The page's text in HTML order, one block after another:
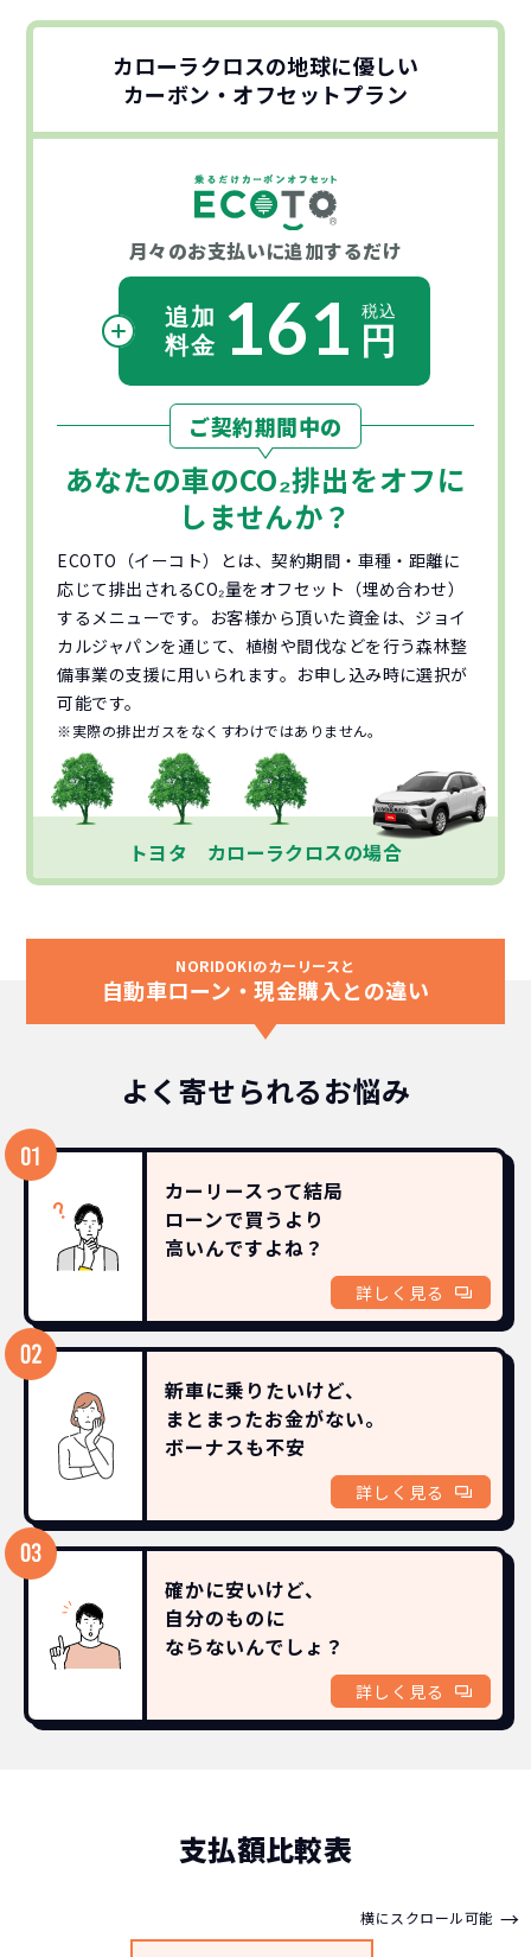
カローラクロスの地球に優しい
カーボン・オフセットプラン
月々のお支払いに追加するだけ
161
ご契約期間中の
あなたの車のCO₂排出をオフに
しませんか？
ECOTO（イーコト）とは、契約期間・車種・距離に
応じて排出されるCO₂量をオフセット（埋め合わせ）
するメニューです。お客様から頂いた資金は、ジョイ
カルジャパンを通じて、植樹や間伐などを行う森林整
備事業の支援に用いられます。お申し込み時に選択が
可能です。
※実際の排出ガスをなくすわけではありません。
トヨタ カローラクロスの場合
NORIDOKIのカーリースと
自動車ローン・現金購入との違い
よく寄せられるお悩み
カーリースって結局
ローンで買うより
高いんですよね？
詳しく見る
新車に乗りたいけど、
まとまったお金がない。
ボーナスも不安
詳しく見る
確かに安いけど、
自分のものに
ならないんでしょ？
詳しく見る
支払額比較表
横にスクロール可能 →